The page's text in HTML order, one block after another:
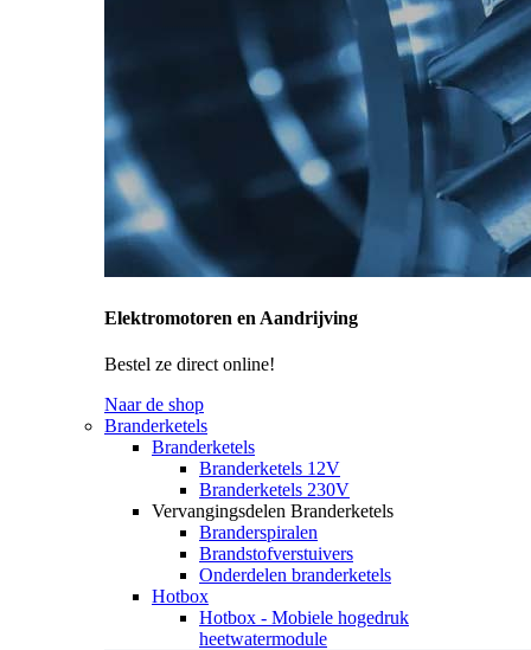
Elektromotoren en Aandrijving
Bestel ze direct online!
Naar de shop
Branderketels
Branderketels
Branderketels 12V
Branderketels 230V
Vervangingsdelen Branderketels
Branderspiralen
Brandstofverstuivers
Onderdelen branderketels
Hotbox
Hotbox - Mobiele hogedruk
heetwatermodule